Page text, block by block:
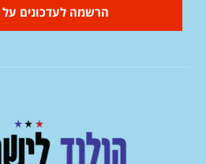
הרשמה לעדכונים על